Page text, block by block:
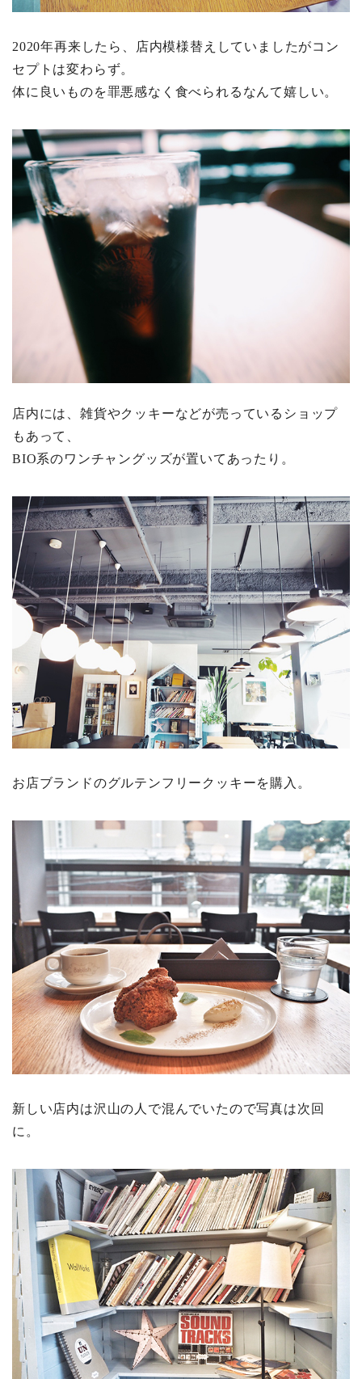
2020年再来したら、店内模様替えしていましたがコン
セプトは変わらず。
体に良いものを罪悪感なく食べられるなんて嬉しい。
店内には、雑貨やクッキーなどが売っているショップ
もあって、
BIO系のワンチャングッズが置いてあったり。
お店ブランドのグルテンフリークッキーを購入。
新しい店内は沢山の人で混んでいたので写真は次回
に。